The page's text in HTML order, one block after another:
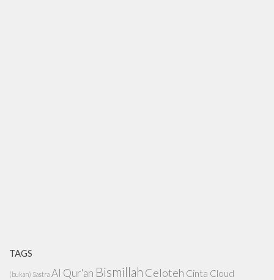
TAGS
(bukan) Sastra Al Qur'an Bismillah Celoteh Cinta Cloud